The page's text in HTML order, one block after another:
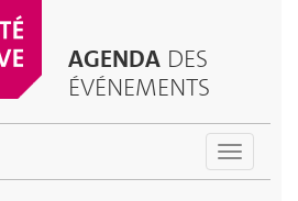
AGENDA DES
ÉVÉNEMENTS
Toggle